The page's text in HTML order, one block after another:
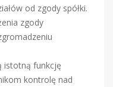
od zgody spółki.
zgody
istotną funkcję
kontrolę nad